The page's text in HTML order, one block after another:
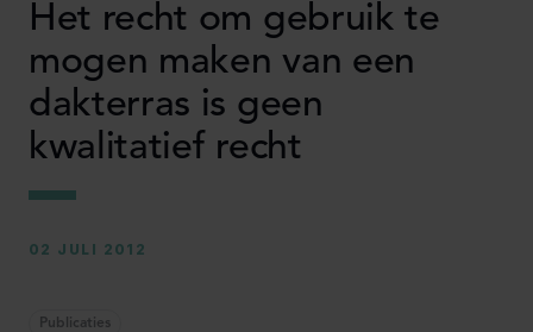
Het recht om gebruik te
mogen maken van een
dakterras is geen
kwalitatief recht
02 JULI 2012
Publicaties